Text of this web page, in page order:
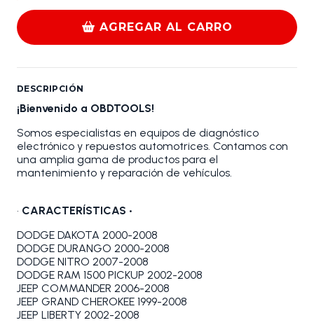
AGREGAR AL CARRO
DESCRIPCIÓN
¡Bienvenido a OBDTOOLS!
Somos especialistas en equipos de diagnóstico
electrónico y repuestos automotrices. Contamos con
una amplia gama de productos para el
mantenimiento y reparación de vehículos.
• CARACTERÍSTICAS •
DODGE DAKOTA 2000-2008
DODGE DURANGO 2000-2008
DODGE NITRO 2007-2008
DODGE RAM 1500 PICKUP 2002-2008
JEEP COMMANDER 2006-2008
JEEP GRAND CHEROKEE 1999-2008
JEEP LIBERTY 2002-2008